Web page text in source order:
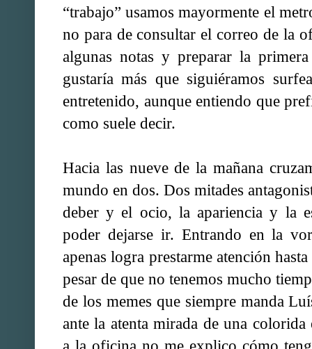
“trabajo” usamos mayormente el
no para de consultar el correo de la
algunas notas y preparar la
gustaría más que siguiéramos
entretenido, aunque entiendo que
como suele decir.
Hacia las nueve de la mañana
mundo en dos. Dos mitades
deber y el ocio, la apariencia y la
poder dejarse ir. Entrando en la
apenas logra prestarme atención
pesar de que no tenemos mucho
de los memes que siempre manda
ante la atenta mirada de una